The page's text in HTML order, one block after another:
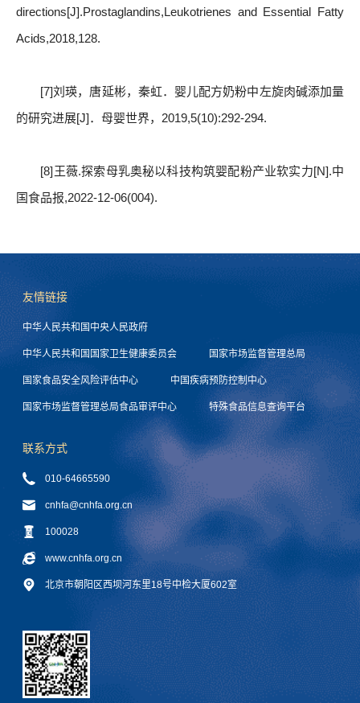
directions[J].Prostaglandins,Leukotrienes and Essential Fatty
Acids,2018,128.
[7]刘瑛，唐延彬，秦虹．婴儿配方奶粉中左旋肉碱添加量
的研究进展[J]．母婴世界，2019,5(10):292-294.
[8]王薇.探索母乳奥秘以科技构筑婴配粉产业软实力[N].中
国食品报,2022-12-06(004).
友情链接
中华人民共和国中央人民政府
中华人民共和国国家卫生健康委员会 国家市场监督管理总局
国家食品安全风险评估中心 中国疾病预防控制中心
国家市场监督管理总局食品审评中心 特殊食品信息查询平台
联系方式
010-64665590
cnhfa@cnhfa.org.cn
100028
www.cnhfa.org.cn
北京市朝阳区西坝河东里18号中检大厦602室